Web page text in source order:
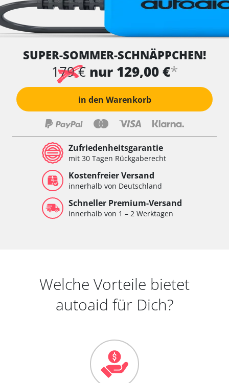
SUPER-SOMMER-SCHNÄPPCHEN!
179 € nur 129,00 €*
in den Warenkorb
Zufriedenheitsgarantie
mit 30 Tagen Rückgaberecht
Kostenfreier Versand
innerhalb von Deutschland
Schneller Premium-Versand
innerhalb von 1 – 2 Werktagen
Welche Vorteile bietet
autoaid für Dich?